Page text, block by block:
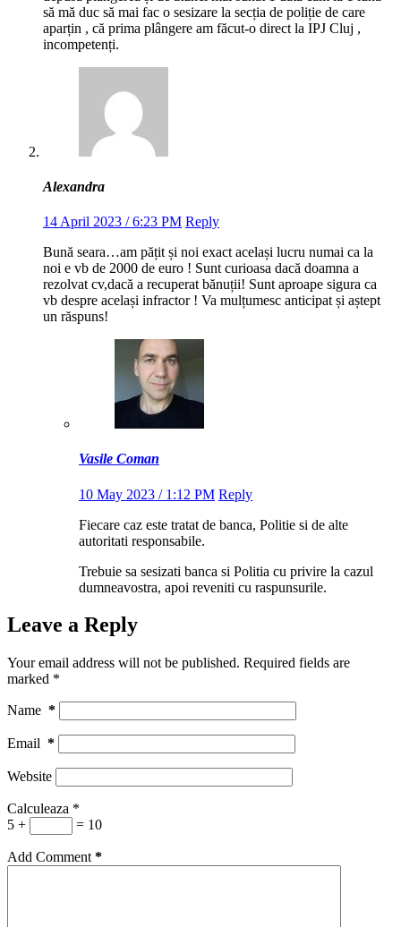
să mă duc să mai fac o sesizare la secția de poliție de care
aparțin , că prima plângere am făcut-o direct la IPJ Cluj ,
incompetenți.
Alexandra
14 April 2023 / 6:23 PM Reply
Bună seara…am pățit și noi exact același lucru numai ca la
noi e vb de 2000 de euro ! Sunt curioasa dacă doamna a
rezolvat cv,dacă a recuperat bănuții! Sunt aproape sigura ca
vb despre același infractor ! Va mulțumesc anticipat și aștept
un răspuns!
Vasile Coman
10 May 2023 / 1:12 PM Reply
Fiecare caz este tratat de banca, Politie si de alte
autoritati responsabile.
Trebuie sa sesizati banca si Politia cu privire la cazul
dumneavostra, apoi reveniti cu raspunsurile.
Leave a Reply
Your email address will not be published. Required fields are
marked *
Name *
Email *
Website
Calculeaza *
5 +
= 10
Add Comment *